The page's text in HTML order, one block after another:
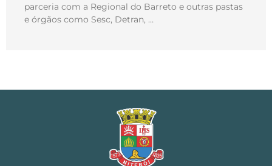
parceria com a Regional do Barreto e outras pastas
e órgãos como Sesc, Detran, …